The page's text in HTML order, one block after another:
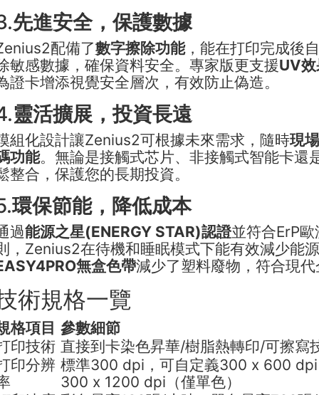
先進安全，保護數據
配備了數字擦除功能，能在打印完成後
敏感數據，確保資料安全。專家版更支援UV
證卡增添視覺安全層次，有效防止偽造。
靈活擴展，投資長遠
組化設計讓Zenius2可根據未來需求，隨時現
功能。無論是接觸式芯片、非接觸式智能卡還
整合，保護您的長期投資。
環保節能，降低成本
過能源之星(ENERGY STAR)認證並符合ErP
，Zenius2在待機和睡眠模式下能有效減少能
無盒色帶減少了塑料廢物，符合現
術規格一覽
格項目 參數細節
印技術 直接到卡染色昇華/樹脂熱轉印/可擦寫
印分辨 標準300 dpi，可自定義300 x 600
300 x 1200 dpi（僅單色）